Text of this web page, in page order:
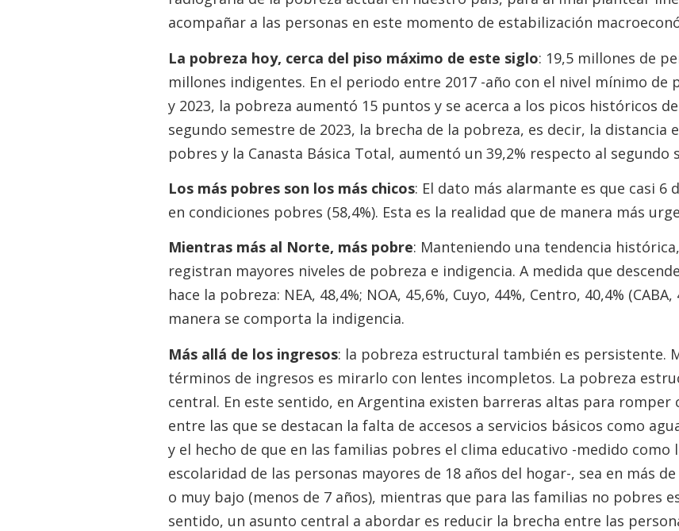
acompañar a las personas en este momento de estabilización
La pobreza hoy, cerca del piso máximo de este siglo: 19,5 millones de
millones indigentes. En el periodo entre 2017 -año con el nivel mínimo de
y 2023, la pobreza aumentó 15 puntos y se acerca a los picos históricos
segundo semestre de 2023, la brecha de la pobreza, es decir, la distancia
pobres y la Canasta Básica Total, aumentó un 39,2% respecto al segundo
Los más pobres son los más chicos: El dato más alarmante es que casi 6
en condiciones pobres (58,4%). Esta es la realidad que de manera más
Mientras más al Norte, más pobre: Manteniendo una tendencia
registran mayores niveles de pobreza e indigencia. A medida que
hace la pobreza: NEA, 48,4%; NOA, 45,6%, Cuyo, 44%, Centro, 40,4%
manera se comporta la indigencia.
Más allá de los ingresos: la pobreza estructural también es persistente.
términos de ingresos es mirarlo con lentes incompletos. La pobreza
central. En este sentido, en Argentina existen barreras altas para
entre las que se destacan la falta de accesos a servicios básicos como
y el hecho de que en las familias pobres el clima educativo -medido como
escolaridad de las personas mayores de 18 años del hogar-, sea en más
o muy bajo (menos de 7 años), mientras que para las familias no pobres
sentido, un asunto central a abordar es reducir la brecha entre las